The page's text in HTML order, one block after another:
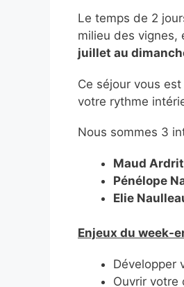
Le temps de 2
milieu des vignes,
juillet au
Ce séjour vous
votre rythme
Nous sommes 3
Maud
Pénélope
Elie
Enjeux du week-
Développer
Ouvrir votre